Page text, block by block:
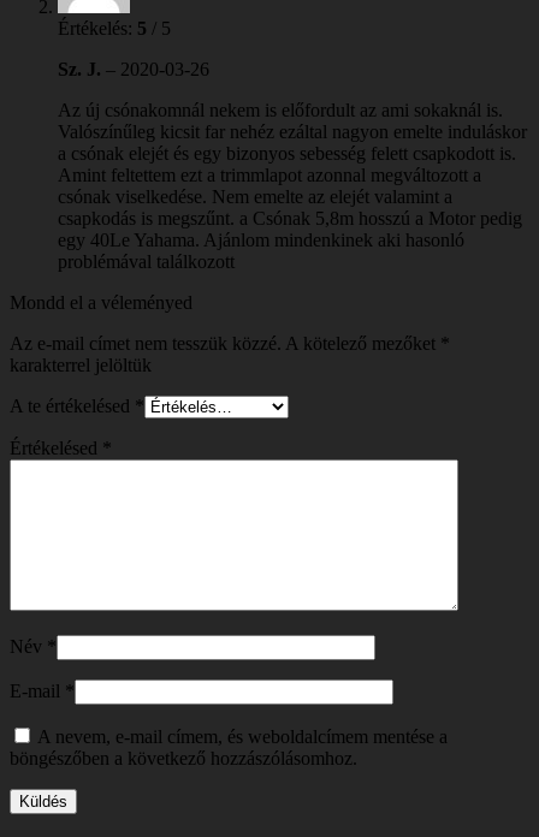
Értékelés: 5 / 5
Sz. J. – 2020-03-26
Az új csónakomnál nekem is előfordult az ami sokaknál is.
Valószínűleg kicsit far nehéz ezáltal nagyon emelte induláskor
a csónak elejét és egy bizonyos sebesség felett csapkodott is.
Amint feltettem ezt a trimmlapot azonnal megváltozott a
csónak viselkedése. Nem emelte az elejét valamint a
csapkodás is megszűnt. a Csónak 5,8m hosszú a Motor pedig
egy 40Le Yahama. Ajánlom mindenkinek aki hasonló
problémával találkozott
Mondd el a véleményed
Az e-mail címet nem tesszük közzé. A kötelező mezőket *
karakterrel jelöltük
A te értékelésed *
Értékelésed *
Név *
E-mail *
A nevem, e-mail címem, és weboldalcímem mentése a
böngészőben a következő hozzászólásomhoz.